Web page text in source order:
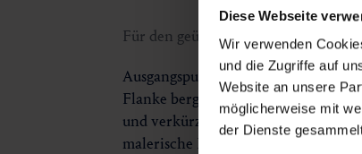
Diese Webseite
Wir verwenden
und die Zugriffe auf
Website an unsere
möglicherweise mit
der Dienste
Für den geübten Wanderer!
Ausgangspunkt dieser Wanderung
Flanke bergauf. Der Blick auf die
und verkürzen mit netten
malerische Poserhöhe - eingebettet